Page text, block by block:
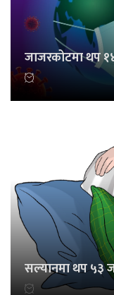
जाजरकोटमा थप
सल्यानमा थप ५३